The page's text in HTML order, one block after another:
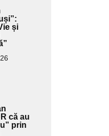
și
că au
prin